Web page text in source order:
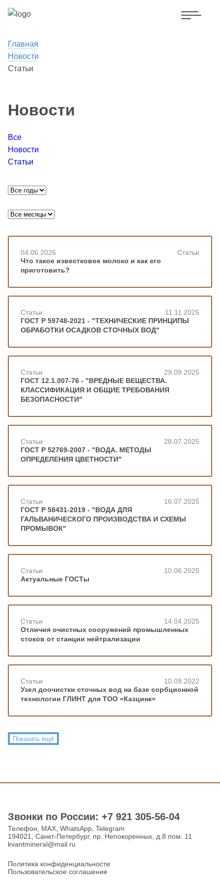
Главная
Новости
Статьи
Новости
Все
Новости
Статьи
04.06.2026
Статьи
Что такое известковое молоко и как его
приготовить?
Статьи
11.11.2025
ГОСТ Р 59748-2021 - "ТЕХНИЧЕСКИЕ ПРИНЦИПЫ
ОБРАБОТКИ ОСАДКОВ СТОЧНЫХ ВОД"
Статьи
29.09.2025
ГОСТ 12.1.007-76 - "ВРЕДНЫЕ ВЕЩЕСТВА.
КЛАССИФИКАЦИЯ И ОБЩИЕ ТРЕБОВАНИЯ
БЕЗОПАСНОСТИ"
Статьи
28.07.2025
ГОСТ Р 52769-2007 - "ВОДА. МЕТОДЫ
ОПРЕДЕЛЕНИЯ ЦВЕТНОСТИ"
Статьи
16.07.2025
ГОСТ Р 58431-2019 - "ВОДА ДЛЯ
ГАЛЬВАНИЧЕСКОГО ПРОИЗВОДСТВА И СХЕМЫ
ПРОМЫВОК"
Статьи
10.06.2025
Актуальные ГОСТы
Статьи
14.04.2025
Отличия очистных сооружений промышленных
стоков от станции нейтрализации
Статьи
10.09.2022
Узел доочистки сточных вод на базе сорбционной
технологии ГЛИНТ для ТОО «Казцинк»
Показать ещё
Звонки по Роcсии: +7 921 305-56-04
Телефон, MAX, WhatsApp, Telegram
194021, Санкт-Петербург, пр. Непокоренных, д.8 пом. 11
kvantmineral@mail.ru
Политика конфиденциальности
Пользовательское соглашение